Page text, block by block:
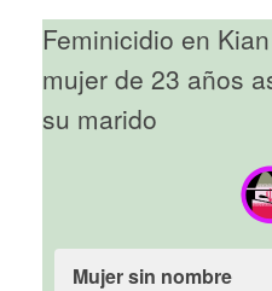
Feminicidio en
mujer de 23 años
su marido
Mujer sin nombre